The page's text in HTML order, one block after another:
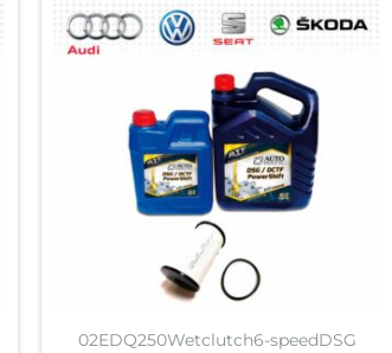
02EDQ250Wetclutch6-speedDSG